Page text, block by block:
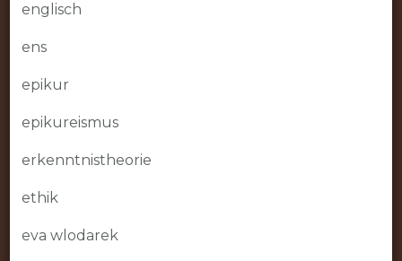
englisch
ens
epikur
epikureismus
erkenntnistheorie
ethik
eva wlodarek